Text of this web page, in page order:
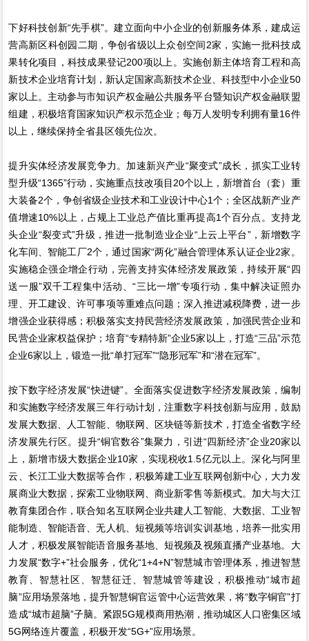
下好科技创新“先手棋”。建立面向中小企业的创新服务体系，建成运
营高新区科创园二期，争创省级以上众创空间2家，实施一批科技成
果转化项目，科技成果登记200项以上。实施创新主体培育工程和高
新技术企业培育计划，新认定国家高新技术企业、科技型中小企业50
家以上。主动参与市知识产权金融公共服务平台暨知识产权金融联盟
组建，积极培育国家知识产权示范企业；每万人发明专利拥有量16件
以上，继续保持全省县区领先位次。
提升实体经济发展竞争力。加速新兴产业“聚变式”成长，抓实工业转
型升级“1365”行动，实施重点技改项目20个以上，新增首台（套）重
大装备2个，争创省级企业技术和工业设计中心1个；全区战新产业产
值增速10%以上，占规上工业总产值比重再提高1个百分点。支持龙
头企业“裂变式”升级，推进一批制造业企业“上云上平台”，新增数字
化车间、智能工厂2个，通过国家“两化”融合管理体系认证企业2家。
实施稳企强企增企行动，完善支持实体经济发展政策，持续开展“四
送一服”双千工程集中活动、“三比一增”专项行动，集中解决证照办
理、开工建设、许可事项等重难点问题；深入推进减税降费，进一步
增强企业获得感；积极落实支持民营经济发展政策，加强民营企业和
民营企业家权益保护；培育“专精特新”企业5家以上，打造“三品”示范
企业6家以上，锻造一批“单打冠军”“隐形冠军”和“潜在冠军”。
按下数字经济发展“快进键”。全面落实促进数字经济发展政策，编制
和实施数字经济发展三年行动计划，注重数字科技创新与应用，鼓励
发展大数据、人工智能、物联网、区块链等新技术，打造全省数字经
济发展先行区。提升“铜官数谷”集聚力，引进“四新经济”企业20家以
上，新增市级大数据企业10家，实现税收1.5亿元以上。深化与阿里
云、长江工业大数据等合作，积极筹建工业互联网创新中心，大力发
展商业大数据，探索工业物联网、商业新零售等新模式。加大与大江
教育集团合作，联合知名互联网企业共建人工智能、大数据、工业智
能制造、智能语音、无人机、短视频等培训实训基地，培养一批实用
人才，积极发展智能语音服务基地、短视频及视频直播产业基地。大
力发展“数字+”社会服务，优化“1+4+N”智慧城市管理体系，推进智慧
教育、智慧社区、智慧征迁、智慧城管等建设，积极推动“城市超
脑”应用场景落地，提升智慧铜官运管中心运营效果，将“数字铜官”打
造成“城市超脑”子脑。紧跟5G规模商用热潮，推动城区人口密集区域
5G网络连片覆盖，积极开发“5G+”应用场景。